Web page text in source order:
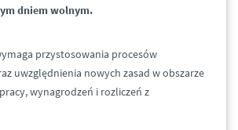
dniem wolnym.
przystosowania procesów
uwzględnienia nowych zasad w obszarze
wynagrodzeń i rozliczeń z